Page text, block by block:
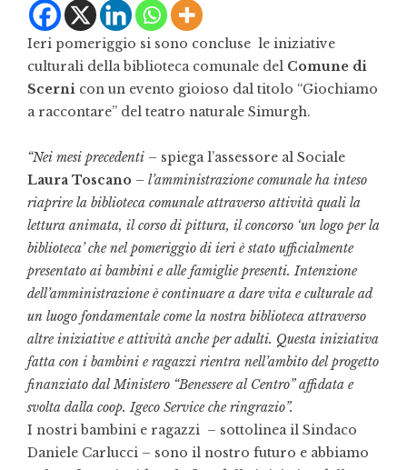
Ieri pomeriggio si sono concluse le iniziative
culturali della biblioteca comunale del Comune di
Scerni con un evento gioioso dal titolo “Giochiamo
a raccontare” del teatro naturale Simurgh.
“Nei mesi precedenti – spiega l’assessore al Sociale
Laura Toscano – l’amministrazione comunale ha inteso
riaprire la biblioteca comunale attraverso attività quali la
lettura animata, il corso di pittura, il concorso ‘un logo per la
biblioteca’ che nel pomeriggio di ieri è stato ufficialmente
presentato ai bambini e alle famiglie presenti. Intenzione
dell’amministrazione è continuare a dare vita e culturale ad
un luogo fondamentale come la nostra biblioteca attraverso
altre iniziative e attività anche per adulti. Questa iniziativa
fatta con i bambini e ragazzi rientra nell’ambito del progetto
finanziato dal Ministero “Benessere al Centro” affidata e
svolta dalla coop. Igeco Service che ringrazio”.
I nostri bambini e ragazzi – sottolinea il Sindaco
Daniele Carlucci – sono il nostro futuro e abbiamo